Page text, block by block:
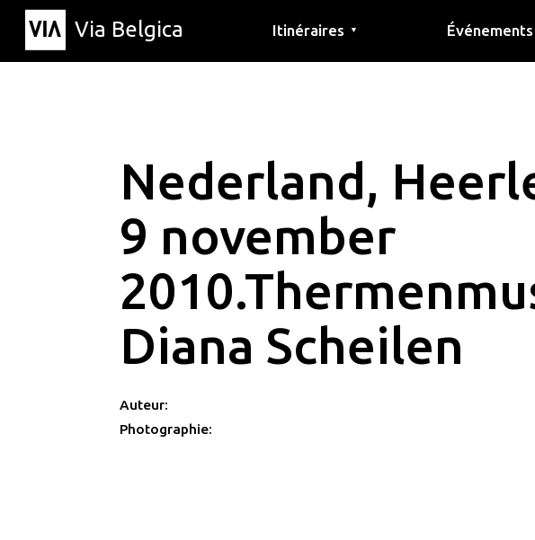
Via Belgica Itinéraires ▼ Événements
Nederland,
9 november
Diana Scheilen
Auteur:
Photographie: